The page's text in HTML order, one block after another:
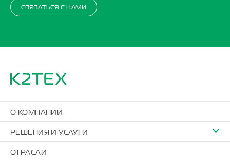
СВЯЗАТЬСЯ С НАМИ
О КОМПАНИИ
РЕШЕНИЯ И УСЛУГИ
ОТРАСЛИ